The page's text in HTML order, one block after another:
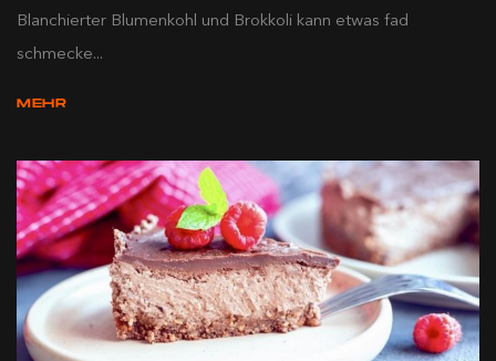
Blanchierter Blumenkohl und Brokkoli kann etwas fad
schmecke...
MEHR